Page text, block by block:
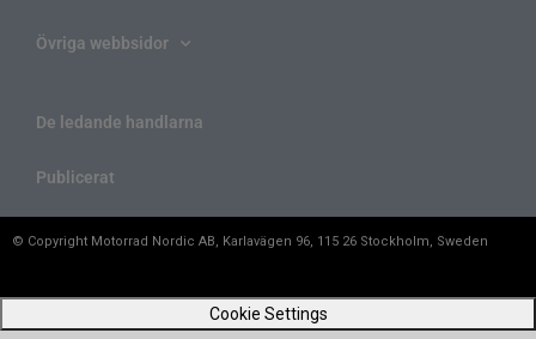
Övriga webbsidor
De ledande handlarna
Publicerat
© Copyright Motorrad Nordic AB, Karlavägen 96, 115 26 Stockholm, Sweden
Cookie Settings